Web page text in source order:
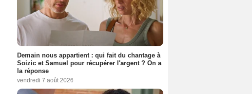
Demain nous appartient : qui fait du chantage à
Soizic et Samuel pour récupérer l'argent ? On a
la réponse
vendredi 7 août 2026